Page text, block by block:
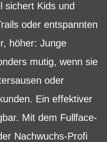
sichert Kids und
oder entspannten
höher: Junge
mutig, wenn sie
oder
Ein effektiver
Mit dem Fullface-
Nachwuchs-Profi